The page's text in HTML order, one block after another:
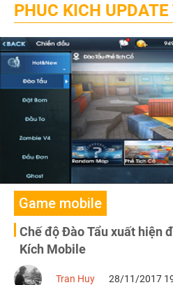
PHUC KICH
Game mobile
Chế độ Đào Tẩu xuất hiện
Kích Mobile
Tran Huy 28/11/2017